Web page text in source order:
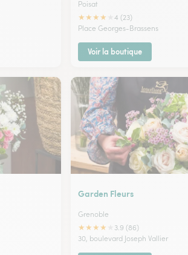
Poisat
★★★★
4 (23)
Place Georges-Brassens
Voir la boutique
Garden Fleurs
Grenoble
★★★★
3.9 (86)
30, boulevard Joseph Vallier